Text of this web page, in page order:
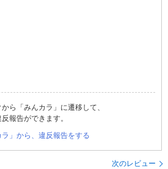
ら「みんカラ」に遷移して、
反報告ができます。
ラ」から、違反報告をする
次のレビュー